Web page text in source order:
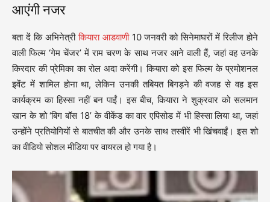
आएंगी नजर
बता दें कि अभिनेत्रीकियारा आडवाणी10 जनवरी को सिनेमाघरों में रिलीज होने
वाली फिल्म ‘गेम चेंजर’ में राम चरण के साथ नजर आने वाली हैं, जहां वह उनके
किरदार की प्रेमिका का रोल अदा करेंगी। कियारा को इस फिल्म के प्रमोशनल
इवेंट में शामिल होना था, लेकिन उनकी तबियत बिगड़ने की वजह से वह इस
कार्यक्रम का हिस्सा नहीं बन पाईं। इस बीच, कियारा ने शुक्रवार को सलमान
खान के शो ‘बिग बॉस 18’ के वीकेंड का वार एपिसोड में भी हिस्सा लिया था, जहां
उन्होंने प्रतियोगियों से बातचीत की और उनके साथ तस्वीरें भी खिंचवाईं। इस शो
का वीडियो सोशल मीडिया पर वायरल हो गया है।